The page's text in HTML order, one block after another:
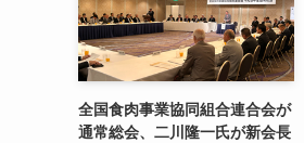
全国食肉事業協同組合連合会が
通常総会、二川隆一氏が新会長